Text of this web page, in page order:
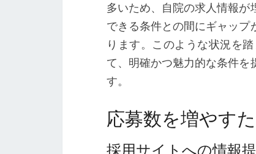
多いため、自院の求人情報
できる条件との間にギャッ
ります。このような状況を
て、明確かつ魅力的な条件
す。
応募数を増やす
採用サイトへの情報